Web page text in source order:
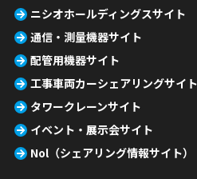
ニシオホールディングスサイト
通信・測量機器サイト
配管用機器サイト
工事車両カーシェアリングサイト
タワークレーンサイト
イベント・展示会サイト
Nol（シェアリング情報サイト）